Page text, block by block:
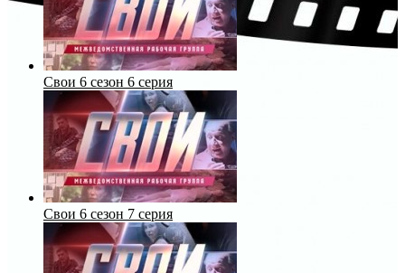
Свои 6 сезон 6 серия
Свои 6 сезон 7 серия